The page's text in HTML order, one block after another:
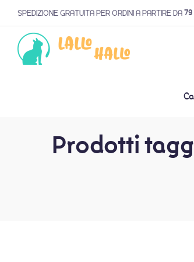
SPEDIZIONE GRATUITA PER ORDINI A PARTIRE DA79
Prodotti